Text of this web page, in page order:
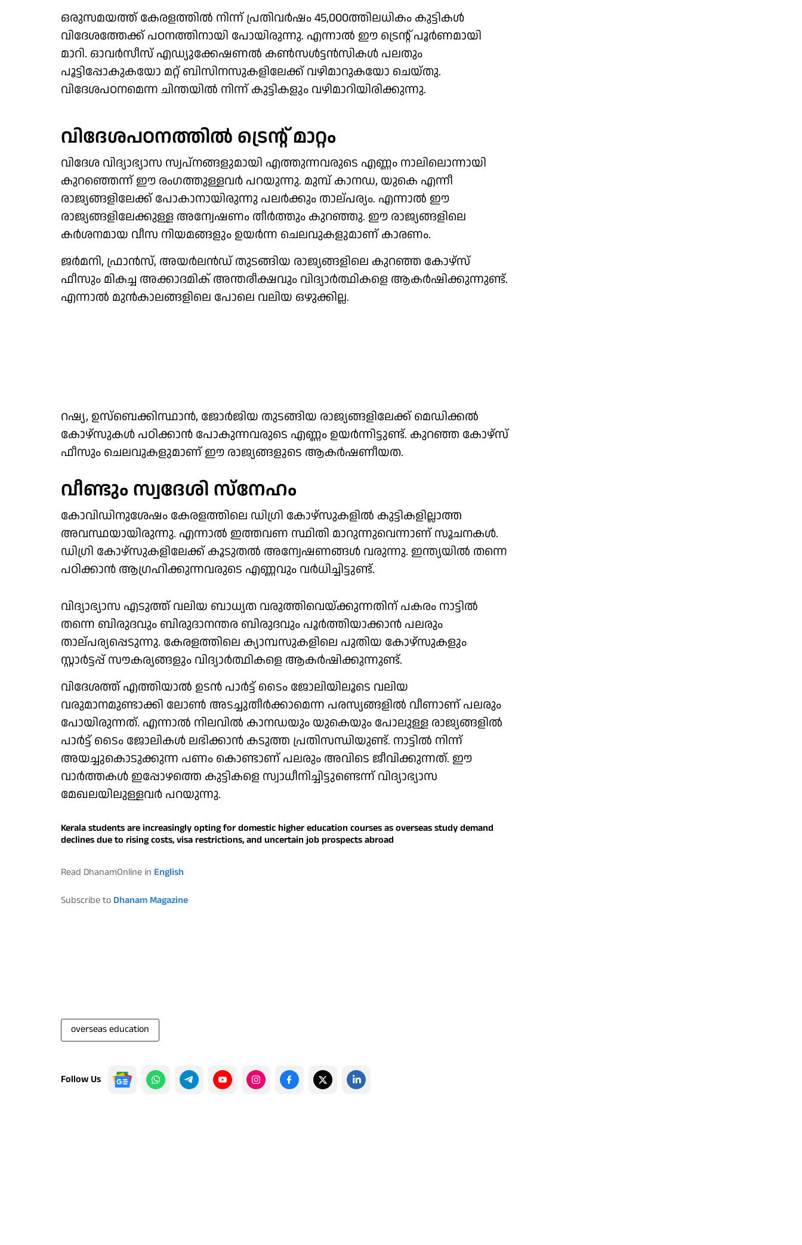
ഒരുസമയത്ത് കേരളത്തില്‍ നിന്ന് പ്രതിവര്‍ഷം 45,000ത്തിലധികം കുട്ടികള്‍
വിദേശത്തേക്ക് പഠനത്തിനായി പോയിരുന്നു. എന്നാല്‍ ഈ ട്രെന്റ് പൂര്‍ണമായി
മാറി. ഓവര്‍സീസ് എഡ്യുക്കേഷണല്‍ കണ്‍സള്‍ട്ടന്‍സികള്‍ പലതും
പൂട്ടിപ്പോകുകയോ മറ്റ് ബിസിനസുകളിലേക്ക് വഴിമാറുകയോ ചെയ്തു.
വിദേശപഠനമെന്ന ചിന്തയില്‍ നിന്ന് കുട്ടികളും വഴിമാറിയിരിക്കുന്നു.
വിദേശപഠനത്തില്‍ ട്രെന്റ് മാറ്റം
വിദേശ വിദ്യാഭ്യാസ സ്വപ്‌നങ്ങളുമായി എത്തുന്നവരുടെ എണ്ണം നാലിലൊന്നായി
കുറഞ്ഞെന്ന് ഈ രംഗത്തുള്ളവര്‍ പറയുന്നു. മുമ്പ് കാനഡ, യുകെ എന്നീ
രാജ്യങ്ങളിലേക്ക് പോകാനായിരുന്നു പലര്‍ക്കും താല്പര്യം. എന്നാല്‍ ഈ
രാജ്യങ്ങളിലേക്കുള്ള അന്വേഷണം തീര്‍ത്തും കുറഞ്ഞു. ഈ രാജ്യങ്ങളിലെ
കര്‍ശനമായ വീസ നിയമങ്ങളും ഉയര്‍ന്ന ചെലവുകളുമാണ് കാരണം.
ജര്‍മനി, ഫ്രാന്‍സ്, അയര്‍ലന്‍ഡ് തുടങ്ങിയ രാജ്യങ്ങളിലെ കുറഞ്ഞ കോഴ്‌സ്
ഫീസും മികച്ച അക്കാദമിക് അന്തരീക്ഷവും വിദ്യാര്‍ത്ഥികളെ ആകര്‍ഷിക്കുന്നുണ്ട്.
എന്നാല്‍ മുന്‍കാലങ്ങളിലെ പോലെ വലിയ ഒഴുക്കില്ല.
റഷ്യ, ഉസ്ബെക്കിസ്ഥാന്‍, ജോര്‍ജിയ തുടങ്ങിയ രാജ്യങ്ങളിലേക്ക് മെഡിക്കല്‍
കോഴ്സുകള്‍ പഠിക്കാന്‍ പോകുന്നവരുടെ എണ്ണം ഉയര്‍ന്നിട്ടുണ്ട്. കുറഞ്ഞ കോഴ്‌സ്
ഫീസും ചെലവുകളുമാണ് ഈ രാജ്യങ്ങളുടെ ആകര്‍ഷണീയത.
വീണ്ടും സ്വദേശി സ്‌നേഹം
കോവിഡിനുശേഷം കേരളത്തിലെ ഡിഗ്രി കോഴ്‌സുകളില്‍ കുട്ടികളില്ലാത്ത
അവസ്ഥയായിരുന്നു. എന്നാല്‍ ഇത്തവണ സ്ഥിതി മാറുന്നുവെന്നാണ് സൂചനകള്‍.
ഡിഗ്രി കോഴ്‌സുകളിലേക്ക് കൂടുതല്‍ അന്വേഷണങ്ങള്‍ വരുന്നു. ഇന്ത്യയില്‍ തന്നെ
പഠിക്കാന്‍ ആഗ്രഹിക്കുന്നവരുടെ എണ്ണവും വര്‍ധിച്ചിട്ടുണ്ട്.
വിദ്യാഭ്യാസ എടുത്ത് വലിയ ബാധ്യത വരുത്തിവെയ്ക്കുന്നതിന് പകരം നാട്ടില്‍
തന്നെ ബിരുദവും ബിരുദാനന്തര ബിരുദവും പൂര്‍ത്തിയാക്കാന്‍ പലരും
താല്പര്യപ്പെടുന്നു. കേരളത്തിലെ ക്യാമ്പസുകളിലെ പുതിയ കോഴ്സുകളും
സ്റ്റാര്‍ട്ടപ്പ് സൗകര്യങ്ങളും വിദ്യാര്‍ത്ഥികളെ ആകര്‍ഷിക്കുന്നുണ്ട്.
വിദേശത്ത് എത്തിയാല്‍ ഉടന്‍ പാര്‍ട്ട് ടൈം ജോലിയിലൂടെ വലിയ
വരുമാനമുണ്ടാക്കി ലോണ്‍ അടച്ചുതീര്‍ക്കാമെന്ന പരസ്യങ്ങളില്‍ വീണാണ് പലരും
പോയിരുന്നത്. എന്നാല്‍ നിലവില്‍ കാനഡയും യുകെയും പോലുള്ള രാജ്യങ്ങളില്‍
പാര്‍ട്ട് ടൈം ജോലികള്‍ ലഭിക്കാന്‍ കടുത്ത പ്രതിസന്ധിയുണ്ട്. നാട്ടില്‍ നിന്ന്
അയച്ചുകൊടുക്കുന്ന പണം കൊണ്ടാണ് പലരും അവിടെ ജീവിക്കുന്നത്. ഈ
വാര്‍ത്തകള്‍ ഇപ്പോഴത്തെ കുട്ടികളെ സ്വാധീനിച്ചിട്ടുണ്ടെന്ന് വിദ്യാഭ്യാസ
മേഖലയിലുള്ളവര്‍ പറയുന്നു.
Kerala students are increasingly opting for domestic higher education courses as overseas study demand
declines due to rising costs, visa restrictions, and uncertain job prospects abroad
Read DhanamOnline in English
Subscribe to Dhanam Magazine
overseas education
Follow Us